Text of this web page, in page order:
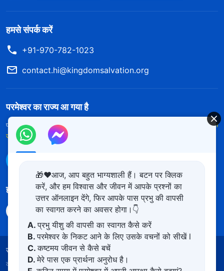
हमसे संपर्क करें
+91-970-782-1023
contact.hi@kingdomsalvation.org
परमेश्वर का राज्य आ गया है
परमेश्वर का राज्य पृथ्वी पर आ गया है! क्या आप इसमें प्रवेश करना चाहते हैं?
और अधिक
जानें
हमारा अनुसरण करें
उपयोग की शर्तें गोपनीयता नीत साभार
कॉपीराइट © 2026 सर्वशक्तिमान परमेश्वर की कलीसिया।
🎁❤️आज, आप बहुत भाग्यशाली हैं। बटन पर क्लिक
करें, और हम विश्वास और जीवन में आपके प्रश्नों का
उत्तर ऑनलाइन देंगे, फिर आपके पास प्रभु की वापसी
का स्वागत करने का अवसर होगा।👇
A.प्रभु यीशु की वापसी का स्वागत कैसे करें
B.परमेश्वर के निकट आने के लिए उसके वचनों को सीखें l
C.कष्टमय जीवन से कैसे बचें
D.मेरे पास एक प्रार्थना अनुरोध है।